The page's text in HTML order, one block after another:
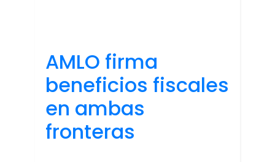
AMLO firma
beneficios fiscales
en ambas
fronteras